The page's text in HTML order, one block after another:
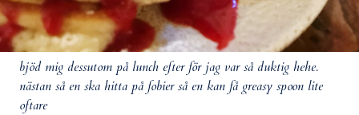
bjöd mig dessutom på lunch efter för jag var så duktig hehe.
nästan så en ska hitta på fobier så en kan få greasy spoon lite
oftare